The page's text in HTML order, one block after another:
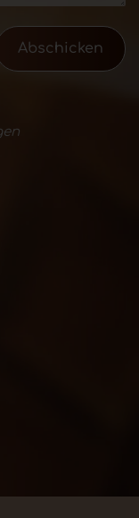
Abschicken